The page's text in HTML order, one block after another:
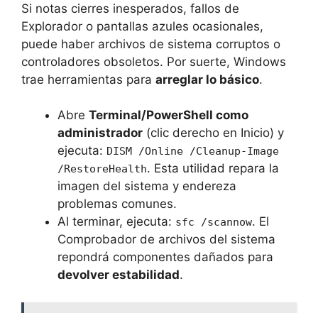
Si notas cierres inesperados, fallos de
Explorador o pantallas azules ocasionales,
puede haber archivos de sistema corruptos o
controladores obsoletos. Por suerte, Windows
trae herramientas para arreglar lo básico.
Abre Terminal/PowerShell como
administrador (clic derecho en Inicio) y
ejecuta: DISM /Online /Cleanup-Image
/RestoreHealth. Esta utilidad repara la
imagen del sistema y endereza
problemas comunes.
Al terminar, ejecuta: sfc /scannow. El
Comprobador de archivos del sistema
repondrá componentes dañados para
devolver estabilidad.